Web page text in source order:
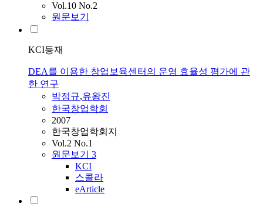
Vol.10 No.2
원문보기
KCI등재
DEA를 이용한 창업보육센터의 운영 효율성 평가에 관
한 연구
박정규,유왕진
한국창업학회
2007
한국창업학회지
Vol.2 No.1
원문보기 3
KCI
스콜라
eArticle